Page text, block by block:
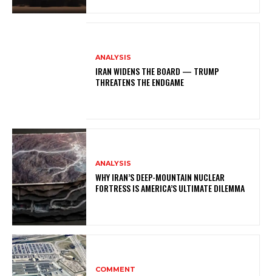
ANALYSIS
IRAN WIDENS THE BOARD — TRUMP
THREATENS THE ENDGAME
ANALYSIS
WHY IRAN’S DEEP-MOUNTAIN NUCLEAR
FORTRESS IS AMERICA’S ULTIMATE DILEMMA
COMMENT